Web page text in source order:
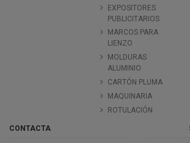
EXPOSITORES
PUBLICITARIOS
MARCOS PARA
LIENZO
MOLDURAS
ALUMINIO
CARTÓN PLUMA
MAQUINARIA
ROTULACIÓN
CONTACTA